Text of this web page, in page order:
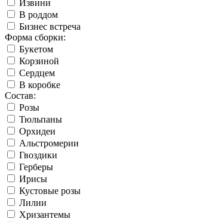
Извини
В роддом
Бизнес встреча
Форма сборки:
Букетом
Корзиной
Сердцем
В коробке
Состав:
Розы
Тюльпаны
Орхидеи
Альстромерии
Гвоздики
Герберы
Ирисы
Кустовые розы
Лилии
Хризантемы